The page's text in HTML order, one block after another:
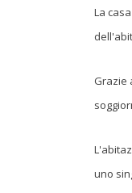
La
Grazie
uno